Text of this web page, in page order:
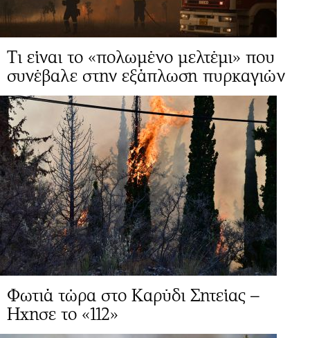
Τι είναι το «πολωμένο μελτέμι» που
συνέβαλε στην εξάπλωση πυρκαγιών
Φωτιά τώρα στο Καρύδι Σητείας –
Ηχησε το «112»